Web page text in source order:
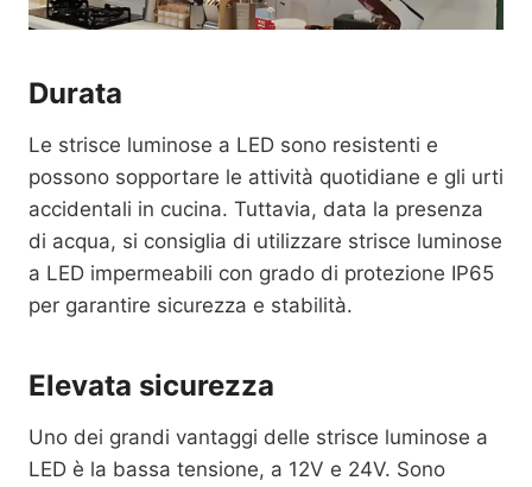
Durata
Le strisce luminose a LED sono resistenti e
possono sopportare le attività quotidiane e gli urti
accidentali in cucina. Tuttavia, data la presenza
di acqua, si consiglia di utilizzare strisce luminose
a LED impermeabili con grado di protezione IP65
per garantire sicurezza e stabilità.
Elevata sicurezza
Uno dei grandi vantaggi delle strisce luminose a
LED è la bassa tensione, a 12V e 24V. Sono